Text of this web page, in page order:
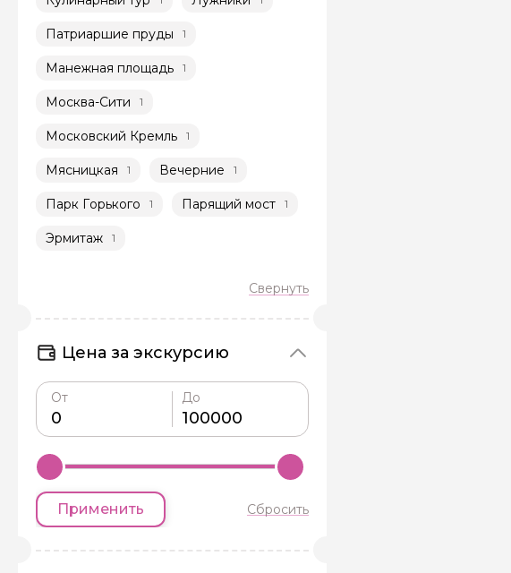
Патриаршие пруды 1
Манежная площадь 1
Москва-Сити 1
Московский Кремль 1
Мясницкая 1 Вечерние 1
Парк Горького 1 Парящий мост 1
Эрмитаж 1
Цена за экскурсию
От До
Применить Сбросить